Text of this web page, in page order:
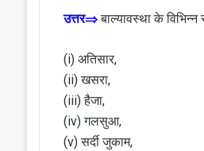
उत्तर⇒बाल्यावस्था के विभिन्न
(i) अतिसार,
(ii) खसरा,
(iii) हैजा,
(iv) गलसुआ,
(v) सर्दी जुकाम,